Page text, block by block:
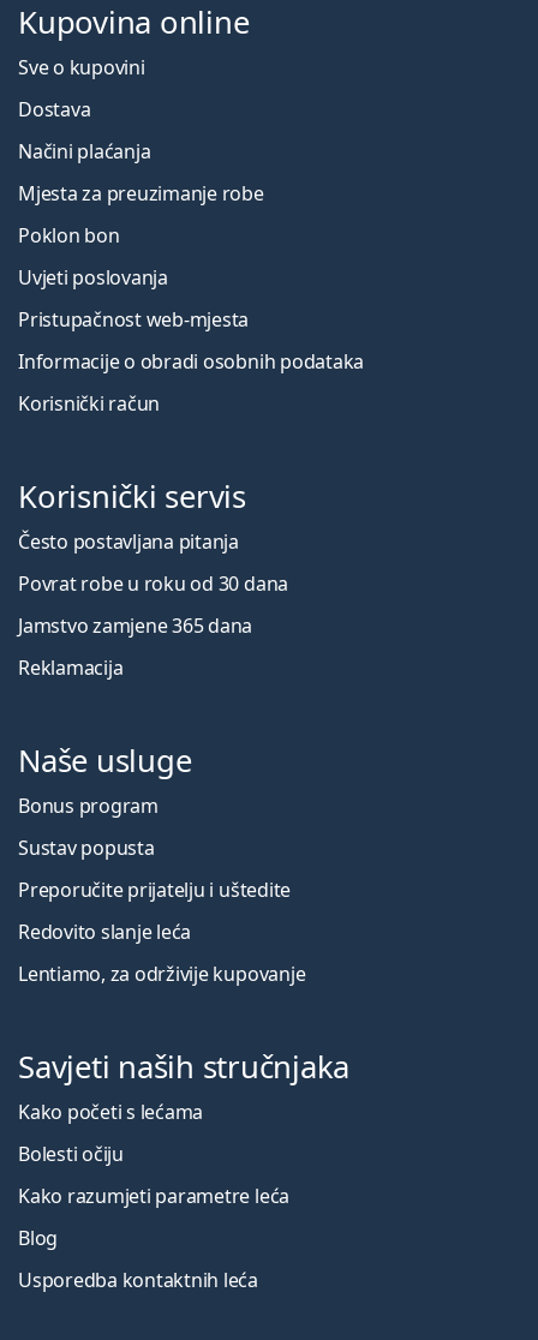
Kupovina online
Sve o kupovini
Dostava
Načini plaćanja
Mjesta za preuzimanje robe
Poklon bon
Uvjeti poslovanja
Pristupačnost web-mjesta
Informacije o obradi osobnih podataka
Korisnički račun
Korisnički servis
Često postavljana pitanja
Povrat robe u roku od 30 dana
Jamstvo zamjene 365 dana
Reklamacija
Naše usluge
Bonus program
Sustav popusta
Preporučite prijatelju i uštedite
Redovito slanje leća
Lentiamo, za održivije kupovanje
Savjeti naših stručnjaka
Kako početi s lećama
Bolesti očiju
Kako razumjeti parametre leća
Blog
Usporedba kontaktnih leća